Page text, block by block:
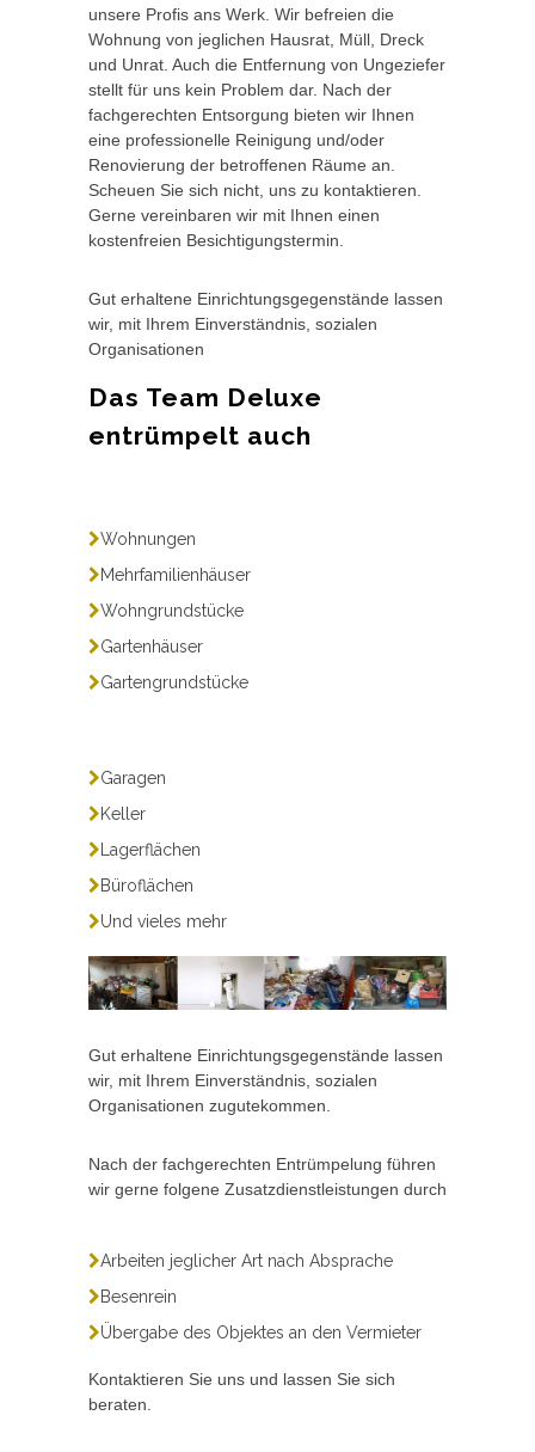
unsere Profis ans Werk. Wir befreien die
Wohnung von jeglichen Hausrat, Müll, Dreck
und Unrat. Auch die Entfernung von Ungeziefer
stellt für uns kein Problem dar. Nach der
fachgerechten Entsorgung bieten wir Ihnen
eine professionelle Reinigung und/oder
Renovierung der betroffenen Räume an.
Scheuen Sie sich nicht, uns zu kontaktieren.
Gerne vereinbaren wir mit Ihnen einen
kostenfreien Besichtigungstermin.
Gut erhaltene Einrichtungsgegenstände lassen
wir, mit Ihrem Einverständnis, sozialen
Organisationen
Das Team Deluxe
entrümpelt auch
Wohnungen
Mehrfamilienhäuser
Wohngrundstücke
Gartenhäuser
Gartengrundstücke
Garagen
Keller
Lagerflächen
Büroflächen
Und vieles mehr
Gut erhaltene Einrichtungsgegenstände lassen
wir, mit Ihrem Einverständnis, sozialen
Organisationen zugutekommen.
Nach der fachgerechten Entrümpelung führen
wir gerne folgene Zusatzdienstleistungen durch
Arbeiten jeglicher Art nach Absprache
Besenrein
Übergabe des Objektes an den Vermieter
Kontaktieren Sie uns und lassen Sie sich
beraten.